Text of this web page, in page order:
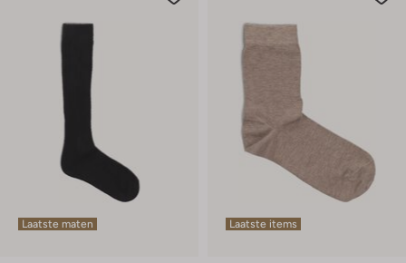
Laatste maten Laatste items